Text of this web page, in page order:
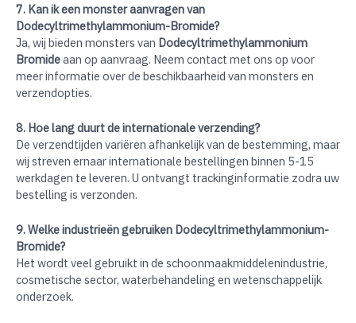
7. Kan ik een monster aanvragen van
Dodecyltrimethylammonium-Bromide?
Ja, wij bieden monsters van Dodecyltrimethylammonium
Bromideaan op aanvraag. Neem contact met ons op voor
meer informatie over de beschikbaarheid van monsters en
verzendopties.
8. Hoe lang duurt de internationale verzending?
De verzendtijden variëren afhankelijk van de bestemming, maar
wij streven ernaar internationale bestellingen binnen 5-15
werkdagen te leveren. U ontvangt trackinginformatie zodra uw
bestelling is verzonden.
9. Welke industrieën gebruiken Dodecyltrimethylammonium-
Bromide?
Het wordt veel gebruikt in de schoonmaakmiddelenindustrie,
cosmetische sector, waterbehandeling en wetenschappelijk
onderzoek.